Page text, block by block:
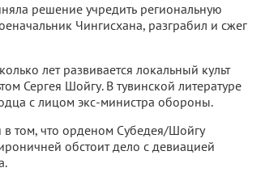
решение учредить региональную
Чингисхана, разграбил и сжег
лет развивается локальный культ
Сергея Шойгу. В тувинской литературе
с лицом экс-министра обороны.
в том, что орденом Субедея/Шойгу
обстоит дело с девиацией